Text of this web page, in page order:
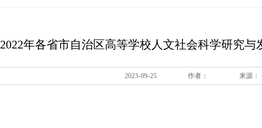
2022年各省市自治区高等学校人文社会科学研究与
2023-09-25 作者： 来源：